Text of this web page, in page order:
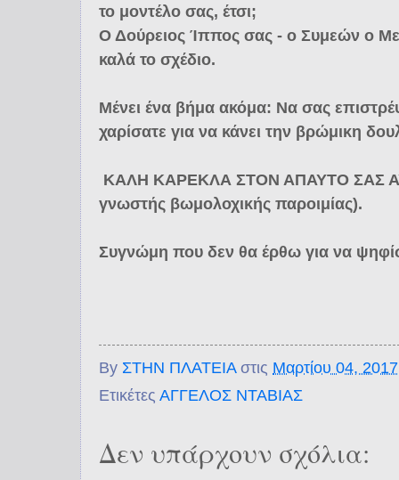
το μοντέλο σας, έτσι;
Ο Δούρειος Ίππος σας - ο Συμεών ο
καλά το σχέδιο.
Μένει ένα βήμα ακόμα: Να σας
χαρίσατε για να κάνει την βρώμικη
ΚΑΛΗ ΚΑΡΕΚΛΑ ΣΤΟΝ ΑΠΑΥΤΟ ΣΑΣ
γνωστής βωμολοχικής παροιμίας).
Συγνώμη που δεν θα έρθω για να
By ΣΤΗΝ ΠΛΑΤΕΙΑ στις Μαρτίου 04, 2017
Ετικέτες ΑΓΓΕΛΟΣ ΝΤΑΒΙΑΣ
Δεν υπάρχουν σχόλια: